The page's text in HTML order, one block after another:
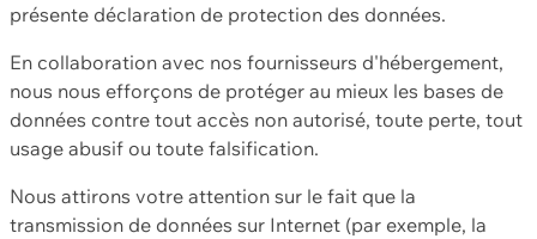
présente déclaration de protection des données.
En collaboration avec nos fournisseurs d'hébergement,
nous nous efforçons de protéger au mieux les bases de
données contre tout accès non autorisé, toute perte, tout
usage abusif ou toute falsification.
Nous attirons votre attention sur le fait que la
transmission de données sur Internet (par exemple, la